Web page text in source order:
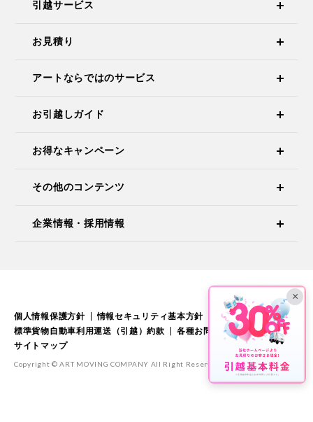
×
引越サービス
お見積り
アートならではのサービス
お引越しガイド
お得なキャンペーン
その他のコンテンツ
企業情報・採用情報
個人情報保護方針 情報セキュリティ基本方針
標準引越運送約款
標準貨物自動車利用運送（引越）約款
各種お問い合わせ
サイトマップ
Copyright © ART MOVING COMPANY All Right Reserved.